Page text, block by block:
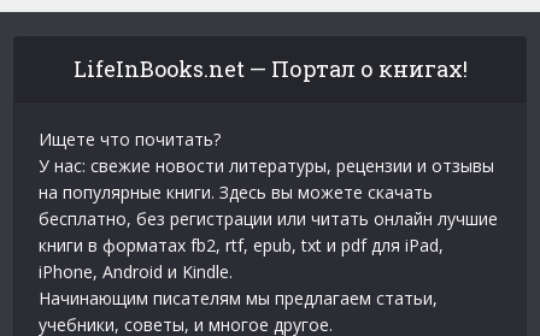
LifeInBooks.net — Портал о книгах!
Ищете что почитать?
У нас: свежие новости литературы, рецензии и отзывы
на популярные книги. Здесь вы можете скачать
бесплатно, без регистрации или читать онлайн лучшие
книги в форматах fb2, rtf, epub, txt и pdf для iPad,
iPhone, Android и Kindle.
Начинающим писателям мы предлагаем статьи,
учебники, советы, и многое другое.